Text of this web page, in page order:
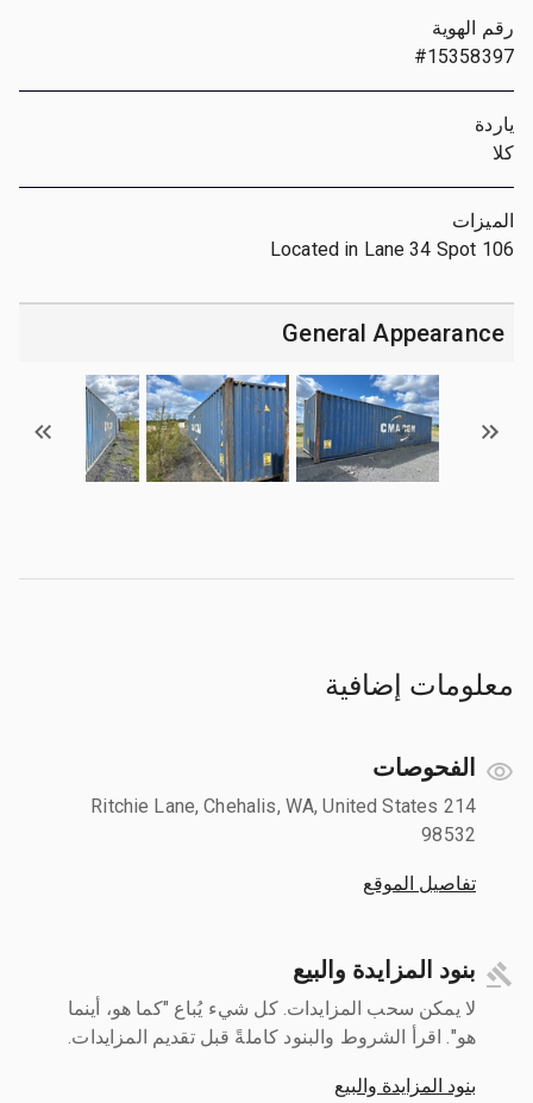
رقم الهوية
#15358397
ياردة
كلا
الميزات
Located in Lane 34 Spot 106
General Appearance
معلومات إضافية
الفحوصات
214 Ritchie Lane, Chehalis, WA, United States
98532
تفاصيل الموقع
بنود المزايدة والبيع
لا يمكن سحب المزايدات. كل شيء يُباع "كما هو، أينما
هو". اقرأ الشروط والبنود كاملةً قبل تقديم المزايدات.
بنود المزايدة والبيع